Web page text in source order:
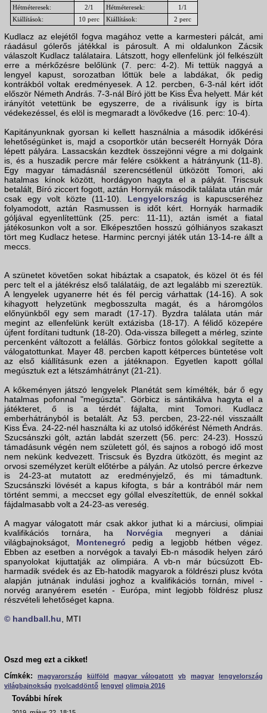
Hétméteresek: 2/1 Hétméteresek:
1/1
Kiállítások:
10 perc Kiállítások: 2 perc
Kudlacz az elejétől fogva magához vette a karmesteri pálcát, ami
ráadásul gólerős játékkal is párosult. A mi oldalunkon Zácsik
válaszolt Kudlacz találataira. Látszott, hogy ellenfelünk jól felkészült
erre a mérkőzésre belőlünk (7. perc: 4-2). Mi tettük naggyá a
lengyel kapust, sorozatban lőttük bele a labdákat, ők pedig
kontrákból voltak eredményesek. A 12. percben, 6-3-nál kért időt
először Németh András. 7-3-nál Bíró jött be Kiss Éva helyett. Már két
irányítót vetettünk be egyszerre, de a riválisunk így is bírta
védekezéssel, és elöl is megmaradt a lövőkedve (16. perc: 10-4).
Kapitányunknak gyorsan ki kellett használnia a második időkérési
lehetőségünket is, majd a csoportkör után becserélt Hornyák Dóra
lépett pályára. Lassacskán kezdtek összejönni végre a mi dolgaink
is, és a huszadik percre már felére csökkent a hátrányunk (11-8).
Egy magyar támadásnál szerencsétlenül ütközött Tomori, aki
hatalmas kínok között, hordágyon hagyta el a pályát. Triscsuk
betalált, Bíró ziccert fogott, aztán Hornyák második találata után már
csak egy volt közte (11-10). Lengyelország is kapuscseréhez
folyamodott, aztán Rasmussen is időt kért. Hornyák harmadik
góljával egyenlítettünk (25. perc: 11-11), aztán ismét a fiatal
játékosunkon volt a sor. Elképesztően hosszú gólhiányos szakaszt
tört meg Kudlacz hetese. Harminc percnyi játék után 13-14-re állt a
meccs.
A szünetet követően sokat hibáztak a csapatok, és közel öt és fél
perc telt el a játékrész első találatáig, de azt legalább mi szereztük.
A lengyelek ugyanerre hét és fél percig várhattak (14-16). A sok
kihagyott helyzetünk megbosszulta magát, és a háromgólos
előnyünkből egy sem maradt (17-17). Byzdra találata után már
megint az ellenfelünk került extázisba (18-17). A félidő közepére
újfent fordítani tudtunk (18-20). Oda-vissza billegett a mérleg, szinte
percenként változott a felállás. Görbicz fontos gólokkal segítette a
válogatottunkat. Mayer 48. percben kapott kétperces büntetése volt
az első kiállításunk ezen a játéknapon. Egyetlen kapott góllal
megúsztuk ezt a létszámhátrányt (21-21).
A kőkeményen játszó lengyelek Planétát sem kímélték, bár ő egy
hatalmas pofonnal "megúszta". Görbicz is sántikálva hagyta el a
játékteret, ő is a térdét fájlalta, mint Tomori. Kudlacz
emberhátrányból is betalált. Az 53. percben, 23-22-nél visszaállt
Kiss Éva. 24-22-nél használta ki az utolsó időkérést Németh András.
Szucsánszki gólt, aztán labdát szerzett (56. perc: 24-23). Hosszú
támadásunk végén nem született gól, és sajnos a robogó idő most
nem nekünk kedvezett. Triscsuk és Byzdra ütközött, és megint az
orvosi személyzet került előtérbe a pályán. Az utolsó percre érkezve
is 24-23-at mutatott az eredményjelző, és mi támadtunk.
Szucsánszki lövését a kapus kifogta, s bár a kontrából már nem
történt semmi, a meccset egy góllal elveszítettük, de ennél sokkal
fájdalmasabb volt a 24-23-as vereség.
A magyar válogatott már csak akkor juthat ki a márciusi, olimpiai
kvalifikációs tornára, ha Norvégiamegnyeri a dániai
világbajnokságot, Montenegró pedig a legjobb hétben végez.
Ebben az esetben a norvégok a tavalyi Eb-n második helyen záró
spanyolokat kijuttatják az olimpiára. A vb-n már búcsúzott Eb-
harmadik svédek és az Eb-hatodik magyarok a földrészi plusz kvóta
alapján jutnának indulási joghoz a kvalifikációs tornán, mivel -
norvég aranyérem esetén - Európa, mint legjobb földrész plusz
részvételi lehetőséget kapna.
© handball.hu , MTI
Oszd meg ezt a cikket!
Címkék:
magyarország külföld magyar válogatott vb magyar
lengyelország
világbajnokság nyolcaddöntő lengyel olimpia 2016
További hírek